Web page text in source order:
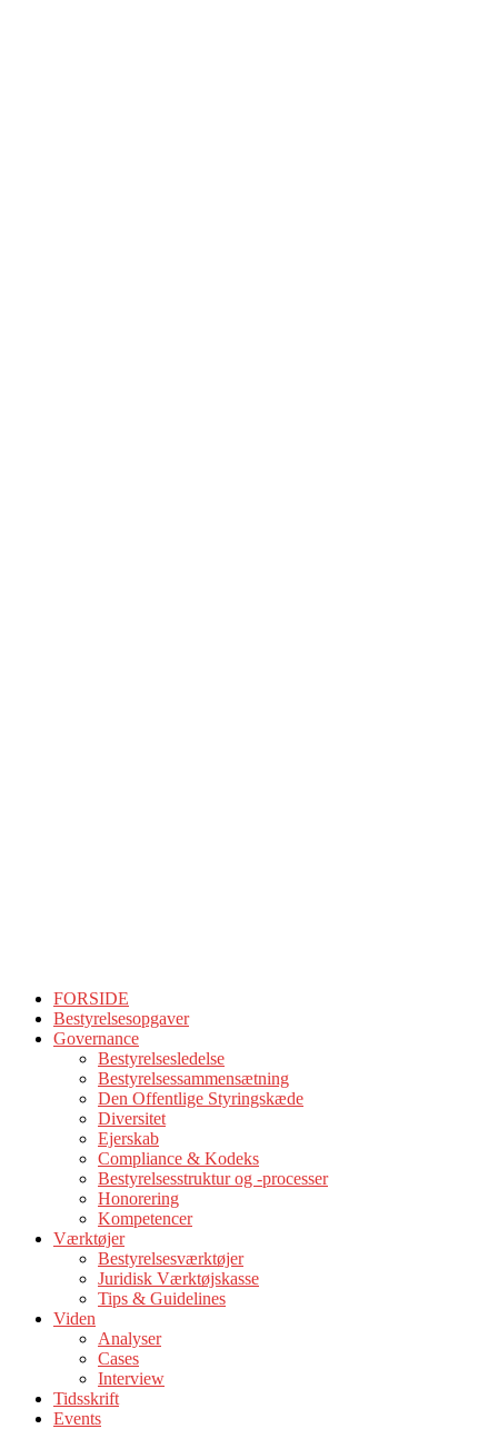
FORSIDE
Bestyrelsesopgaver
Governance
Bestyrelsesledelse
Bestyrelsessammensætning
Den Offentlige Styringskæde
Diversitet
Ejerskab
Compliance & Kodeks
Bestyrelsesstruktur og -processer
Honorering
Kompetencer
Værktøjer
Bestyrelsesværktøjer
Juridisk Værktøjskasse
Tips & Guidelines
Viden
Analyser
Cases
Interview
Tidsskrift
Events